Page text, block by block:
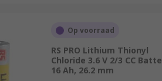
Op voorraad
RS PRO Lithium Thionyl
Chloride 3.6 V 2/3 CC
16 Ah, 26.2 mm